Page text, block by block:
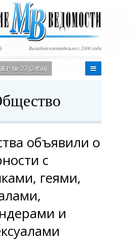
Выходит еженедельно с 2000 года
№ 27 (2450)
объявили о
с
геями,
и